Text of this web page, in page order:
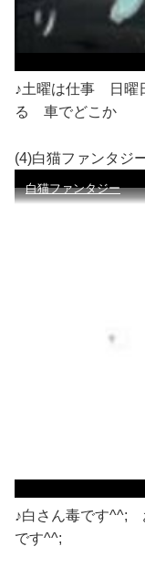
♪土曜は仕事 日曜
る 車でどこか
(4)白猫ファンタジ
♪白さん毒です^^;
です^^;